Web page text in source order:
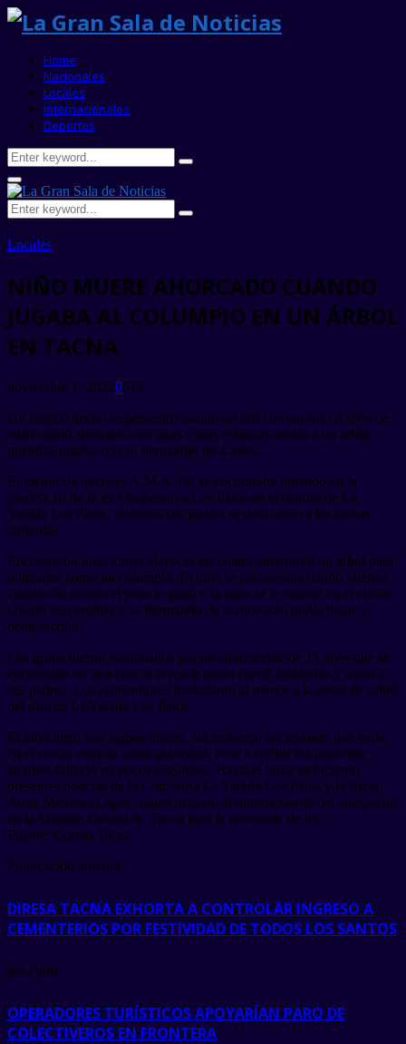
Home
Nacionales
Locales
Internacionales
Deportes
Search
for:
Search
Primary
Menu
Search
for:
Search
Locales
NIÑO MUERE AHORCADO CUANDO
JUGABA AL COLUMPIO EN UN ÁRBOL
EN TACNA
noviembre 1, 20220513
Un trágico hecho se presentó cuando un niño de tan solo 9 años de
edad murió ahorcado con unas cintas elásticas atadas a un árbol
mientras jugaba con su hermanito de 4 años.
El menor de iniciales A.M.A. (9) se encontraba jugando en la
parcela 10 de la ex Cooperativa Los Palos en el distrito de La
Yarada Los Palos, mientras sus padres se dedicaban a las faenas
agrícolas.
Encontraron unas cintas elásticas las cuales amarraron un árbol para
utilizarlas como un columpio. El niño se balanceaba dando vueltas
cuando de pronto el peso le ganó y la cinta se le enredó en el cuello.
Quedó suspendido y su hermanito de 4 años solo podía llorar y
pedir auxilio.
Los gritos fueron escuchados por un adolescente de 15 años que se
encontraba en una chacra cercana quién corrió ayudarlos y avisó a
sus padres. Los progenitores trasladaron al menor a la posta de salud
del distrito La Yarada Los Palos.
El niño llegó con signos vitales, sin embargo las lesiones que tenía
en el cuello eran de suma gravedad. Pese a recibir los primeros
auxilios falleció en pocos segundos. Hasta el lugar se hicieron
presentes policías de la Comisaría La Yarada Los Palos y la fiscal
Anita Meneses López, quien dispuso el internamiento del cuerpecito
en la Morgue Central de Tacna para la necropsia de ley.
Fuente: Correo Tacna
Publicación anterior
DIRESA TACNA EXHORTA A CONTROLAR INGRESO A
CEMENTERIOS POR FESTIVIDAD DE TODOS LOS SANTOS
next post
OPERADORES TURÍSTICOS APOYARÍAN PARO DE
COLECTIVEROS EN FRONTERA